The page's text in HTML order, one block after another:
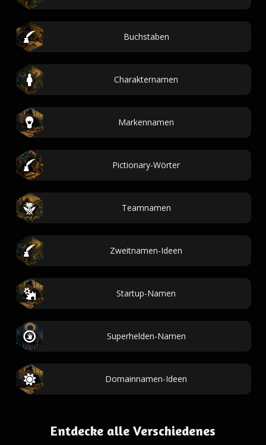
Buchstaben
Charakternamen
Markennamen
Pictionary-Wörter
Teamnamen
Zweitnamen-Ideen
Startup-Namen
Superhelden-Namen
Domainnamen-Ideen
Entdecke alle Verschiedenes